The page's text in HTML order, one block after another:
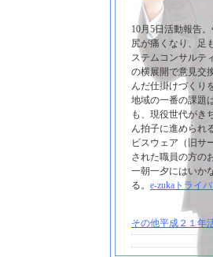
10月5日活動報告
尻が痛くなり、足
ステムコンサルテ
の横展開で意見交
んだ仕掛けづくり
地域の一番の課題
も、現役世代がき
ん拍子に進められ
ビスウェア（旧サ
された職員の方の
一朝一夕にはいか
る。 e-zukaトライ
その他平成２１年